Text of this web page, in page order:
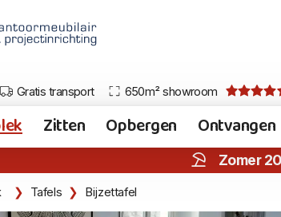
Gratis transport 650m² showroom
Zitten Opbergen Ontvangen
Zomer
Tafels Bijzettafel